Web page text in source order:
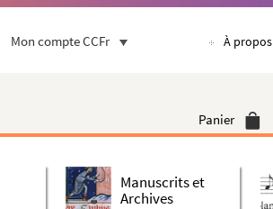
Mon compte CCFr À propos
Panier
Manuscrits et
Archives